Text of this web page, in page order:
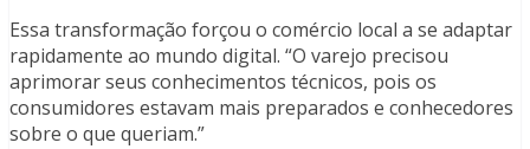
Essa transformação forçou o comércio local a se adaptar
rapidamente ao mundo digital. “O varejo precisou
aprimorar seus conhecimentos técnicos, pois os
consumidores estavam mais preparados e conhecedores
sobre o que queriam.”